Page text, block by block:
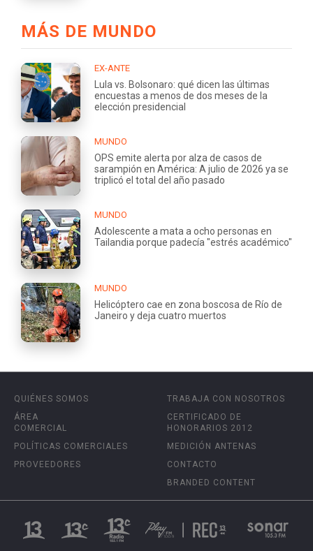
MÁS DE MUNDO
EX-ANTE
Lula vs. Bolsonaro: qué dicen las últimas
encuestas a menos de dos meses de la
elección presidencial
MUNDO
OPS emite alerta por alza de casos de
sarampión en América: A julio de 2026 ya se
triplicó el total del año pasado
MUNDO
Adolescente a mata a ocho personas en
Tailandia porque padecía "estrés académico"
MUNDO
Helicóptero cae en zona boscosa de Río de
Janeiro y deja cuatro muertos
QUIÉNES SOMOS
ÁREA
COMERCIAL
POLÍTICAS COMERCIALES
PROVEEDORES
TRABAJA CON NOSOTROS
CERTIFICADO DE
HONORARIOS 2012
MEDICIÓN ANTENAS
CONTACTO
BRANDED CONTENT